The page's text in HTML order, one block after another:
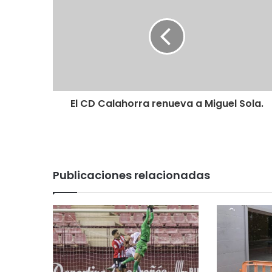
El CD Calahorra renueva a Miguel Sola.
Publicaciones relacionadas